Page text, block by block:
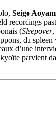
Seigo
recordings
(Sleepover,
du spleen
d’une
parvient